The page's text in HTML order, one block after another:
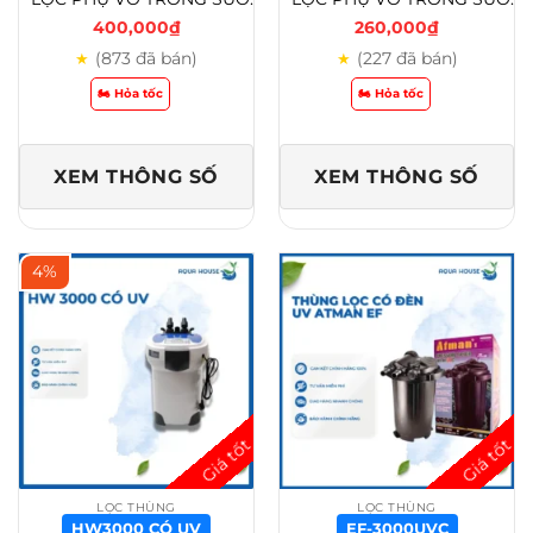
400,000₫
★ (873 đã bán)
🏍️ Hỏa tốc
XEM THÔNG SỐ
260,000₫
★ (227 đã bán)
🏍️ Hỏa tốc
XEM THÔNG SỐ
4%
LỌC THÙNG
HW3000 CÓ UV
LỌC THÙNG
EF-3000UVC